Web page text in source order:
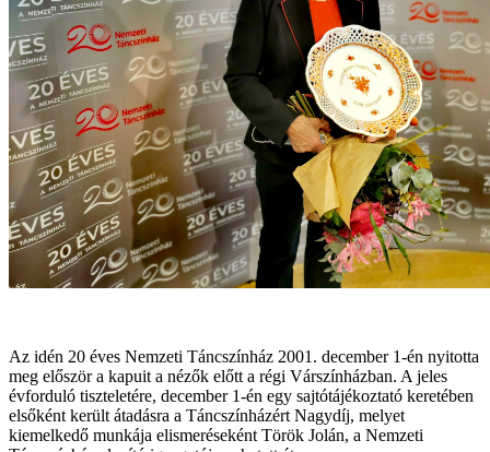
Az idén 20 éves Nemzeti Táncszínház 2001. december 1-én nyitotta
meg először a kapuit a nézők előtt a régi Várszínházban. A jeles
évforduló tiszteletére, december 1-én egy sajtótájékoztató keretében
elsőként került átadásra a Táncszínházért Nagydíj, melyet
kiemelkedő munkája elismeréseként Török Jolán, a Nemzeti